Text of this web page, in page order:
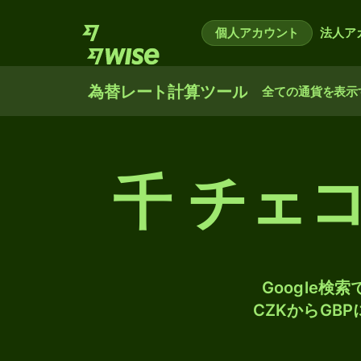
個人アカウント 法人ア
為替レート計算ツール 全ての通貨を表示
千 チェ
Google検索
CZKからGBP